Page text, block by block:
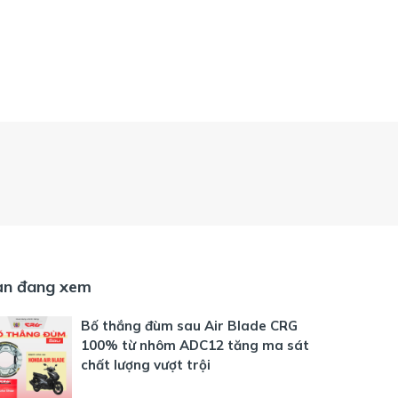
đang xem
Bố thắng đùm sau Air Blade CRG
100% từ nhôm ADC12 tăng ma sát
chất lượng vượt trội